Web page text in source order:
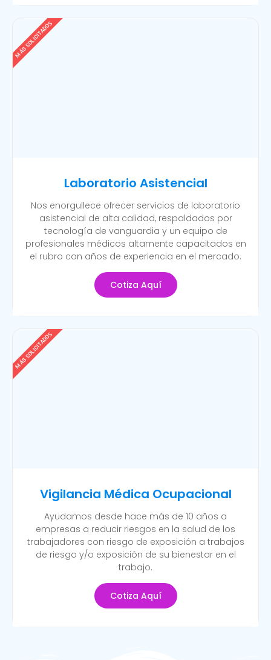
Laboratorio Asistencial
Nos enorgullece ofrecer servicios de laboratorio
asistencial de alta calidad, respaldados por
tecnología de vanguardia y un equipo de
profesionales médicos altamente capacitados en
el rubro con años de experiencia en el mercado.
Cotiza Aquí
MÁS SOLICITADOS
Vigilancia Médica Ocupacional
Ayudamos desde hace más de 10 años a
empresas a reducir riesgos en la salud de los
trabajadores con riesgo de exposición a trabajos
de riesgo y/o exposición de su bienestar en el
trabajo.
Cotiza Aquí
MÁS SOLICITADOS